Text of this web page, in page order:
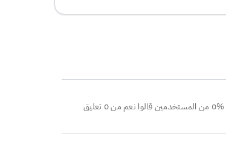
0% من المستخدمين قالوا نعم من 0 تعليق